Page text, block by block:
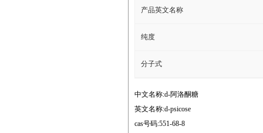
产品英文名称
纯度
分子式
中文名称:d-阿洛酮糖
英文名称:d-psicose
cas号码:551-68-8